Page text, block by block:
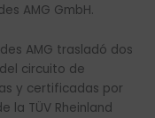
AMG GmbH.
AMG trasladó dos
circuito de
y certificadas por
la TÜV Rheinland